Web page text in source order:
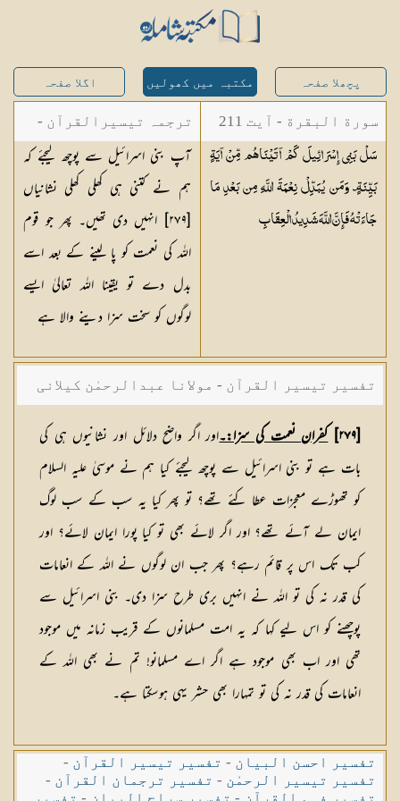
پچھلا صفحہ مکتبہ میں کھولیں اگلا صفحہ
سورة البقرة - آیت 211
سَلْ بَنِي إِسْرَائِيلَ كَمْ آتَيْنَاهُم مِّنْ آيَةٍ
بَيِّنَةٍ ۗ وَمَن يُبَدِّلْ نِعْمَةَ اللَّهِ مِن بَعْدِ مَا
جَاءَتْهُ فَإِنَّ اللَّهَ شَدِيدُالْعِقَابِ
ترجمہ تیسیرالقرآن -
مولانا عبد الرحمن
کیلانی
آپ بنی اسرائیل سے پوچھ لیجئے کہ
ہم نے کتنی ہی کھلی کھلی نشانیاں
[٢٧٩] انہیں دی تھیں۔ پھر جو قوم
اللہ کی نعمت کو پا لینے کے بعد اسے
بدل دے تو یقینا اللہ تعالیٰ ایسے
لوگوں کو سخت سزا دینے والا ہے
تفسیر تیسیر القرآن - مولانا عبدالرحمٰن کیلانی
[٢٧٩] کفران نعمت کی سزا:۔اور اگر واضح دلائل اور نشانیوں ہی کی
بات ہے تو بنی اسرائیل سے پوچھ لیجئے کیا ہم نے موسیٰ علیہ السلام
کو تھوڑے معجزات عطا کئے تھے؟ تو پھر کیا یہ سب کے سب لوگ
ایمان لے آئے تھے؟ اور اگر لائے بھی تو کیا پورا ایمان لائے؟ اور
کب تک اس پر قائم رہے؟ پھر جب ان لوگوں نے اللہ کے انعامات
کی قدر نہ کی تو اللہ نے انہیں بری طرح سزا دی۔ بنی اسرائیل سے
پوچھنے کو اس لیے کہا کہ یہ امت مسلمانوں کے قریب زمانہ میں موجود
تھی اور اب بھی موجود ہے اگر اے مسلمانو! تم نے بھی اللہ کے
انعامات کی قدر نہ کی تو تمہارا بھی حشر یہی ہوسکتا ہے۔
تفسیر احسن البیان - تفسیر تیسیر القرآن -
تفسیر تیسیر الرحمٰن - تفسیر ترجمان القرآن -